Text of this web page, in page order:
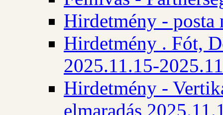
Hirdetmény - posta
Hirdetmény . Fót,
2025.11.15-
Hirdetmény -
elmaradás